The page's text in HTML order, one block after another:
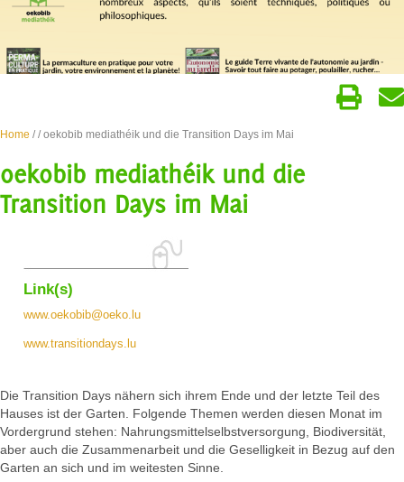
Home // oekobib mediathéik und die Transition Days im Mai
oekobib mediathéik und die
Transition Days im Mai
Link(s)
www.oekobib@oeko.lu
www.transitiondays.lu
Die Transition Days nähern sich ihrem Ende und der letzte Teil des
Hauses ist der Garten. Folgende Themen werden diesen Monat im
Vordergrund stehen: Nahrungsmittelselbstversorgung, Biodiversität,
aber auch die Zusammenarbeit und die Geselligkeit in Bezug auf den
Garten an sich und im weitesten Sinne.